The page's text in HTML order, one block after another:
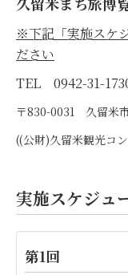
※下記「実施スケ
ださい
TEL 0942-31-
〒830-0031 久留米
((公財)久留米観光コ
実施スケジュ
第1回